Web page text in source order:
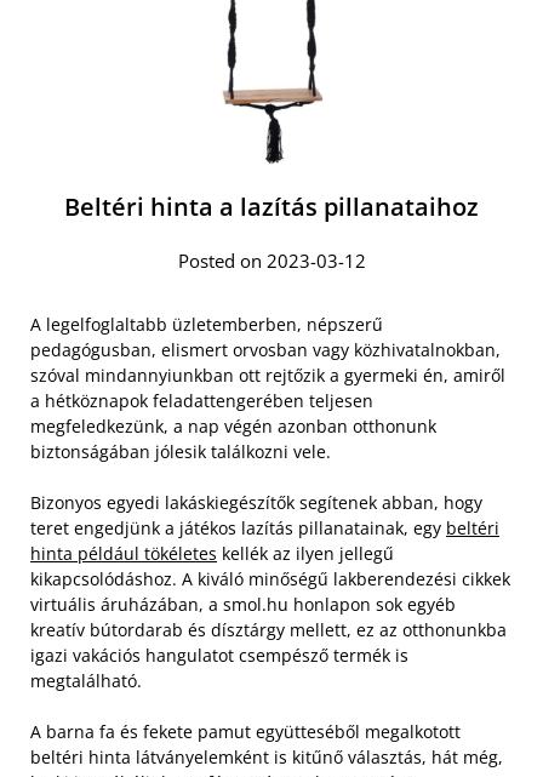
Beltéri hinta a lazítás pillanataihoz
Posted on 2023-03-12
A legelfoglaltabb üzletemberben, népszerű
pedagógusban, elismert orvosban vagy közhivatalnokban,
szóval mindannyiunkban ott rejtőzik a gyermeki én, amiről
a hétköznapok feladattengerében teljesen
megfeledkezünk, a nap végén azonban otthonunk
biztonságában jólesik találkozni vele.
Bizonyos egyedi lakáskiegészítők segítenek abban, hogy
teret engedjünk a játékos lazítás pillanatainak, egy beltéri
hinta például tökéletes kellék az ilyen jellegű
kikapcsolódáshoz. A kiváló minőségű lakberendezési cikkek
virtuális áruházában, a smol.hu honlapon sok egyéb
kreatív bútordarab és dísztárgy mellett, ez az otthonunkba
igazi vakációs hangulatot csempésző termék is
megtalálható.
A barna fa és fekete pamut együtteséből megalkotott
beltéri hinta látványelemként is kitűnő választás, hát még,